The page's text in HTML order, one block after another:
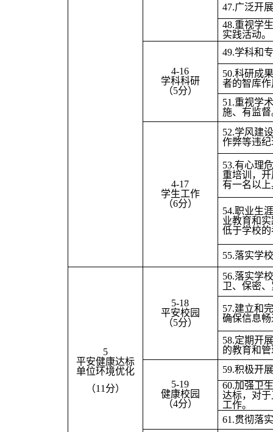
47.广泛开
48.重视学
实践活动。
4-16
学科科研
（5分）
49.学科和
50.科研成
者的智库
51.重视学
施、有监督
4-17
学生工作
（6分）
52.学风建
作弊等违
53.有心理
重培训，
有一名以
54.职业生
业教育和
低于学校
55.落实学
5
平安健康达标
单位环境优化
（11分）
5-18
平安校园
（5分）
56.落实学
卫、保密
57.建立和
确保信息
58.定期开
的教育和
5-19
健康校园
（4分）
59.积极开
60.加强卫
达标，对
工作。
61.贯彻落